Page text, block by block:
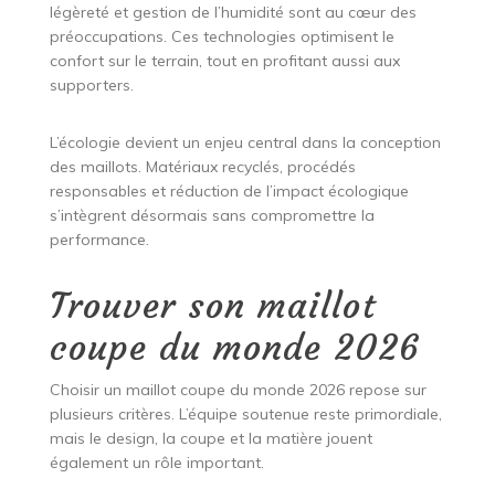
légèreté et gestion de l’humidité sont au cœur des
préoccupations. Ces technologies optimisent le
confort sur le terrain, tout en profitant aussi aux
supporters.
L’écologie devient un enjeu central dans la conception
des maillots. Matériaux recyclés, procédés
responsables et réduction de l’impact écologique
s’intègrent désormais sans compromettre la
performance.
Trouver son maillot
coupe du monde 2026
Choisir un maillot coupe du monde 2026 repose sur
plusieurs critères. L’équipe soutenue reste primordiale,
mais le design, la coupe et la matière jouent
également un rôle important.